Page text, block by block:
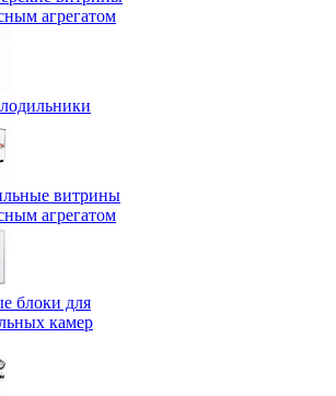
агрегатом
витрины
агрегатом
блоки для
камер